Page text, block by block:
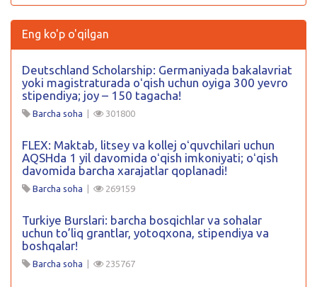
Eng ko'p o'qilgan
Deutschland Scholarship: Germaniyada bakalavriat
yoki magistraturada oʻqish uchun oyiga 300 yevro
stipendiya; joy – 150 tagacha!
Barcha soha | 301800
FLEX: Maktab, litsey va kollej oʻquvchilari uchun
AQSHda 1 yil davomida oʻqish imkoniyati; oʻqish
davomida barcha xarajatlar qoplanadi!
Barcha soha | 269159
Turkiye Burslari: barcha bosqichlar va sohalar
uchun to’liq grantlar, yotoqxona, stipendiya va
boshqalar!
Barcha soha | 235767